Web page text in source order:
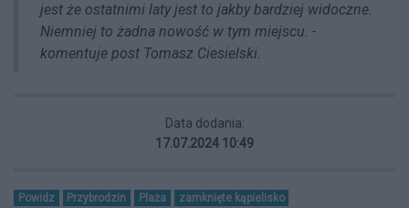
jest że ostatnimi laty jest to jakby bardziej widoczne.
Niemniej to żadna nowość w tym miejscu. -
komentuje post Tomasz Ciesielski.
Data dodania:
17.07.2024 10:49
Powidz Przybrodzin Plaża zamknięte kąpielisko